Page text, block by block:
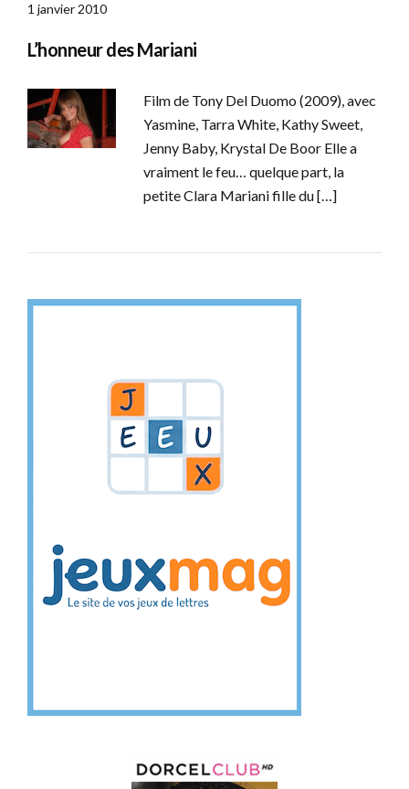
1 janvier 2010
L’honneur des Mariani
Film de Tony Del Duomo (2009), avec
Yasmine, Tarra White, Kathy Sweet,
Jenny Baby, Krystal De Boor Elle a
vraiment le feu… quelque part, la
petite Clara Mariani fille du […]